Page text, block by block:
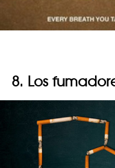
8. Los